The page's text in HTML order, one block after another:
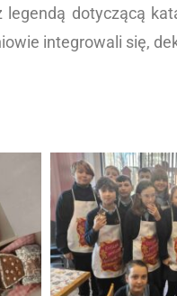
dotyczącą
integrowali się,